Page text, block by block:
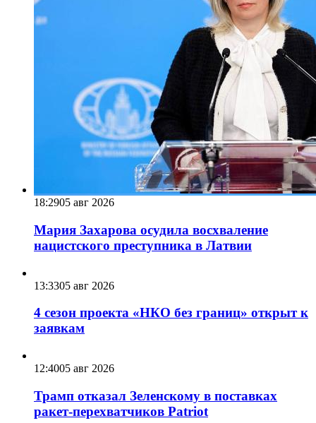
18:2905 авг 2026
Мария Захарова осудила восхваление
нацистского преступника в Латвии
13:3305 авг 2026
4 сезон проекта «НКО без границ» открыт к
заявкам
12:4005 авг 2026
Трамп отказал Зеленскому в поставках
ракет-перехватчиков Patriot